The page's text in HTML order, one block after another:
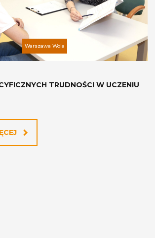
Warszawa Wola
TRUDNOŚCI W UCZENIU